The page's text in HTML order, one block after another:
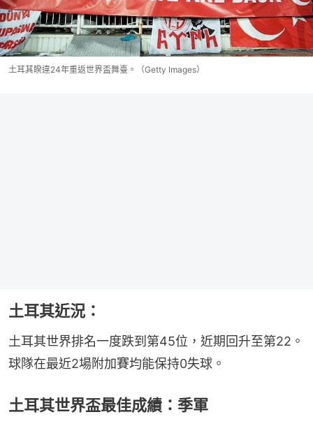
土耳其睽違24年重返世界盃舞臺。（Getty Images）
土耳其近況：
土耳其世界排名一度跌到第45位，近期回升至第22。
球隊在最近2場附加賽均能保持0失球。
土耳其世界盃最佳成績：季軍